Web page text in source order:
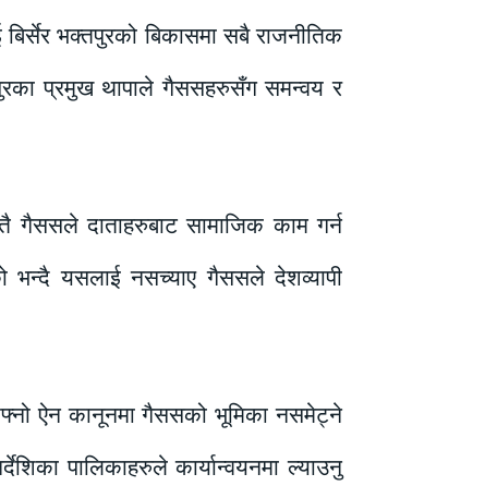
भक्तपुरको बिकासमा सबै राजनीतिक
प्रमुख थापाले गैससहरुसँग समन्वय र
गैससले दाताहरुबाट सामाजिक काम गर्न
भन्दै यसलाई नसच्याए गैससले देशव्यापी
ऐन कानूनमा गैससको भूमिका नसमेट्ने
पालिकाहरुले कार्यान्वयनमा ल्याउनु